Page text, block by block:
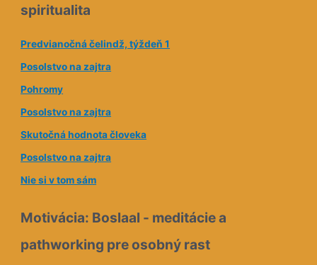
v
a
d
r
e
s
spiritualita
Predvianočná čelindž, týždeň 1
Posolstvo na zajtra
Pohromy
Posolstvo na zajtra
Skutočná hodnota človeka
Posolstvo na zajtra
Nie si v tom sám
Motivácia: Boslaal - meditácie a
pathworking pre osobný rast